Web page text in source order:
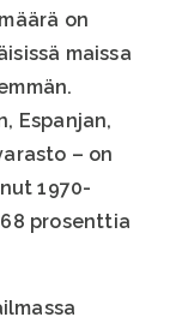
on
maissa
Espanjan,
– on
1970-
prosenttia